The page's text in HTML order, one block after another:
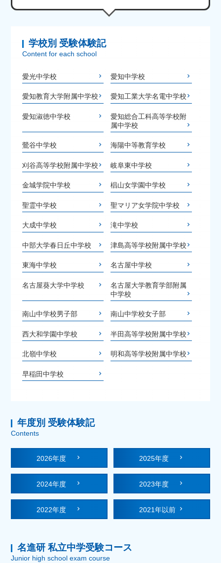
学校別 受験体験記
Content for each school
愛光中学校 愛知中学校
愛知教育大学附属中学校 愛知工業大学名電中学校
愛知淑徳中学校
愛知総合工科高等学校附
属中学校
鶯谷中学校 海陽中等教育学校
刈谷高等学校附属中学校 岐阜東中学校
金城学院中学校 椙山女学園中学校
聖霊中学校 聖マリア女学院中学校
大成中学校 滝中学校
中部大学春日丘中学校 津島高等学校附属中学校
東海中学校 名古屋中学校
名古屋葵大学中学校
名古屋大学教育学部附属
中学校
南山中学校男子部 南山中学校女子部
西大和学園中学校 半田高等学校附属中学校
北嶺中学校 明和高等学校附属中学校
早稲田中学校
年度別 受験体験記
Contents
2026年度 2025年度
2024年度 2023年度
2022年度 2021年以前
名進研 私立中学受験コース
Junior high school exam course